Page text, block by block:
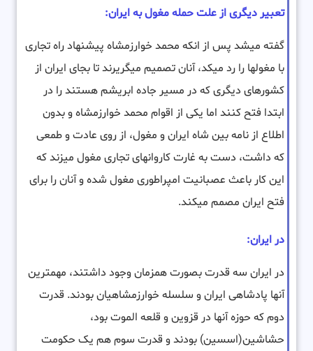
تعبیر دیگری از علت حمله مغول به ایران:
گفته میشد پس از انکه محمد خوارزمشاه پیشنهاد راه تجاری
با مغولها را رد میکد، آنان تصمیم میگریرند تا بجای ایران از
کشورهای دیگری که در مسیر جاده ابریشم هستند را در
ابتدا فتح کنند اما یکی از اقوام محمد خوارزمشاه و بدون
اطلاع از نامه بین شاه ایران و مغول، از روی عادت و طمعی
که داشت، دست به غارت کاروانهای تجاری مغول میزند که
این کار باعث عصبانیت امپراطوری مغول شده و آنان را برای
فتح ایران مصمم میکند.
در ایران:
در ایران سه قدرت بصورت همزمان وجود داشتند، مهمترین
آنها پادشاهی ایران و سلسله خوارزمشاهیان بودند. قدرت
دوم که حوزه آنها در قزوین و قلعه الموت بود،
حشاشین(اسسین) بودند و قدرت سوم هم یک حکومت